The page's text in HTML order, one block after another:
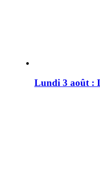
Lundi 3 août :